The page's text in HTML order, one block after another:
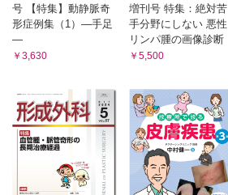
号 【特集】動静脈奇
形症例集（1）―手足
―
￥3,630
増刊号 特集：絶対苦
手分野にしない 悪性
リンパ腫の画像診断
￥5,500